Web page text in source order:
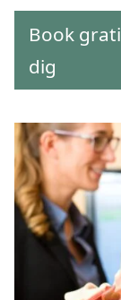
Book
dig